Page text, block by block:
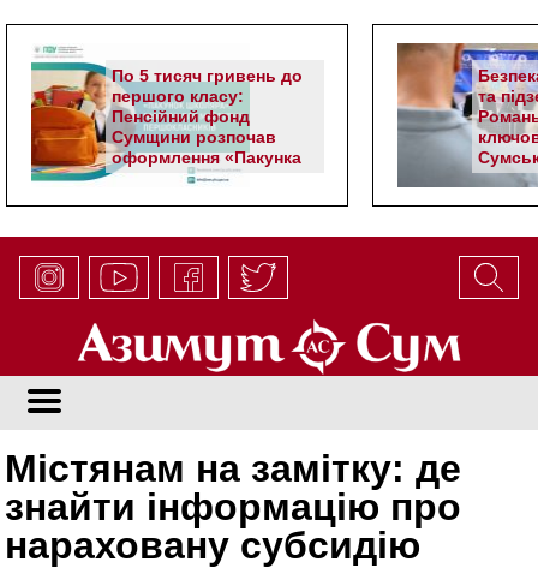
По 5 тисяч гривень до
першого класу:
Пенсійний фонд
Сумщини розпочав
оформлення «Пакунка
школяра»
та
Містянам на замітку: де
знайти інформацію про
нараховану субсидію